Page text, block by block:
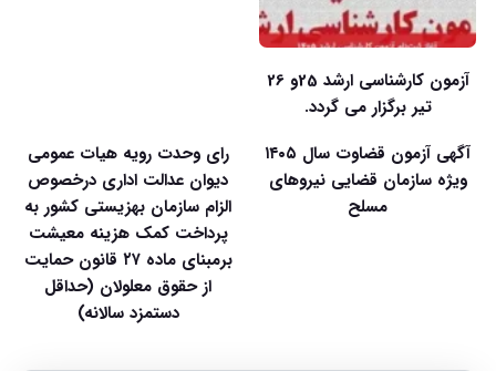
آزمون کارشناسی ارشد 25و 26
تیر برگزار می گردد.
آگهی آزمون قضاوت سال ۱۴۰۵
ویژه سازمان قضایی نیروهای
مسلح
رای وحدت رویه هیات عمومی
دیوان عدالت اداری درخصوص
الزام سازمان بهزیستی کشور به
پرداخت کمک هزینه معیشت
برمبنای ماده ۲۷ قانون حمایت
از حقوق معلولان (حداقل
دستمزد سالانه)